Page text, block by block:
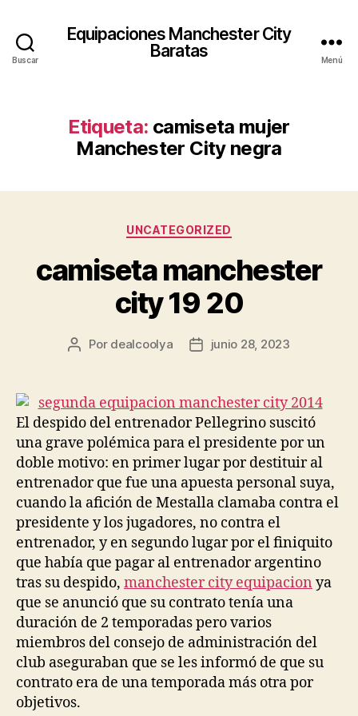
Buscar
Equipaciones Manchester City
Baratas
Menú
Etiqueta: camiseta mujer
Manchester City negra
Categorías
UNCATEGORIZED
camiseta manchester
city 19 20
Autor
entrada
Por dealcoolya
Fecha
entrada
junio 28, 2023
El despido del entrenador Pellegrino suscitó
una grave polémica para el presidente por un
doble motivo: en primer lugar por destituir al
entrenador que fue una apuesta personal suya,
cuando la afición de Mestalla clamaba contra el
presidente y los jugadores, no contra el
entrenador, y en segundo lugar por el finiquito
que había que pagar al entrenador argentino
tras su despido, manchester city equipacion ya
que se anunció que su contrato tenía una
duración de 2 temporadas pero varios
miembros del consejo de administración del
club aseguraban que se les informó de que su
contrato era de una temporada más otra por
objetivos.